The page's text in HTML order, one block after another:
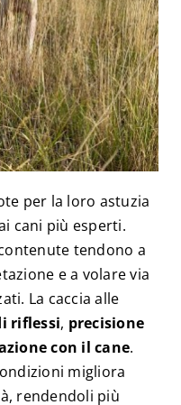
per la loro astuzia
cani più esperti.
tendono a
e a volare via
La caccia alle
riflessi, precisione
con il cane.
migliora
rendendoli più